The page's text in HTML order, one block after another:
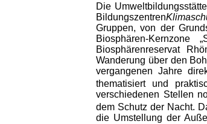
Die
Bildungszentren
Gruppen, von der
Biosphären-
Biosphärenreservat
Wanderung über den
vergangenen Jahre
thematisiert und
verschiedenen Stellen
dem Schutz der Nacht.
die Umstellung der